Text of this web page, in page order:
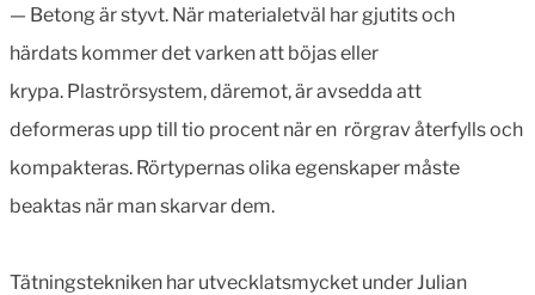
— Betong är styvt. När materialetväl har gjutits och
härdats kommer det varken att böjas eller
krypa. Plaströrsystem, däremot, är avsedda att
deformeras upp till tio procent när en rörgrav återfylls och
kompakteras. Rörtypernas olika egenskaper måste
beaktas när man skarvar dem.
Tätningstekniken har utvecklatsmycket under Julian